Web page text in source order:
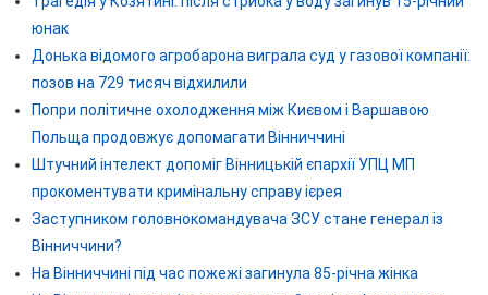
юнак
Донька відомого агробарона виграла суд у газової компанії:
позов на 729 тисяч відхилили
Попри політичне охолодження між Києвом і Варшавою
Польща продовжує допомагати Вінниччині
Штучний інтелект допоміг Вінницькій єпархії УПЦ МП
прокоментувати кримінальну справу ієрея
Заступником головнокомандувача ЗСУ стане генерал із
Вінниччини?
На Вінниччині під час пожежі загинула 85-річна жінка